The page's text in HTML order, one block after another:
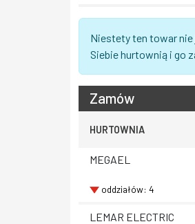
Niestety ten towar
Siebie hurtownią i go
Zamów
HURTOWNIA
MEGAEL
oddziałów: 4
LEMAR ELECTRIC